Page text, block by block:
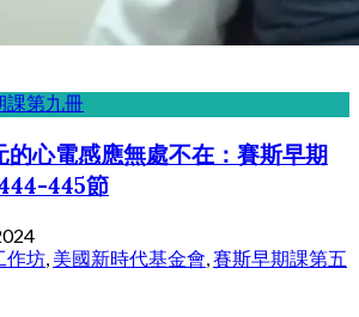
課第九冊
的心電感應無處不在：賽斯早期
445節
作坊, 美國新時代基金會,賽斯早期課第五